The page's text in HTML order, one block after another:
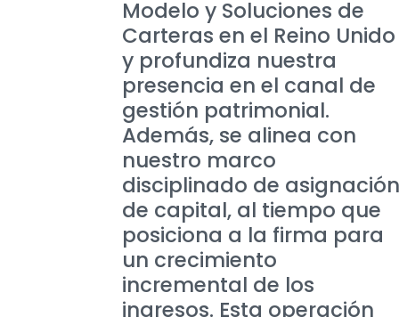
Modelo y Soluciones de
Carteras en el Reino Unido
y profundiza nuestra
presencia en el canal de
gestión patrimonial.
Además, se alinea con
nuestro marco
disciplinado de asignación
de capital, al tiempo que
posiciona a la firma para
un crecimiento
incremental de los
ingresos. Esta operación